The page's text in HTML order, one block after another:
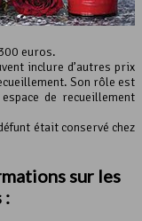
euros.
inclure d’autres prix
Son rôle est
de recueillement
était conservé chez
sur les
: